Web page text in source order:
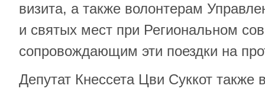
визита, а также волонтерам
и святых мест при Региональном
сопровождающим эти поездки на
Депутат Кнессета Цви Суккот также